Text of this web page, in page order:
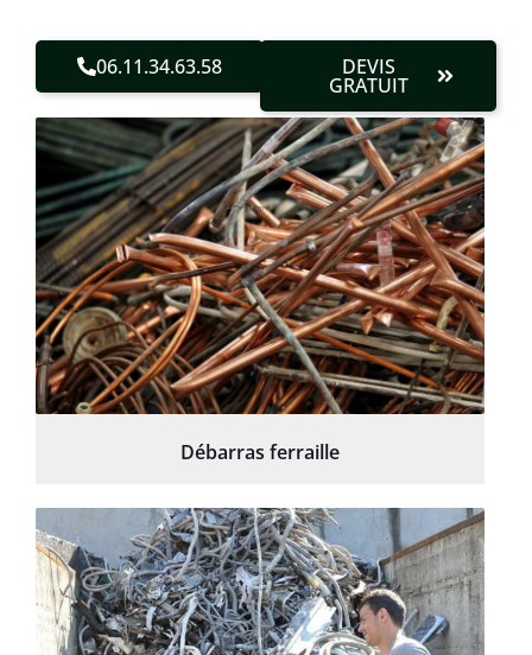
06.11.34.63.58 DEVIS
GRATUIT
Débarras ferraille